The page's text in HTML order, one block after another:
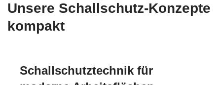
Unsere Schallschutz-Konzepte
kompakt
Schallschutztechnik für